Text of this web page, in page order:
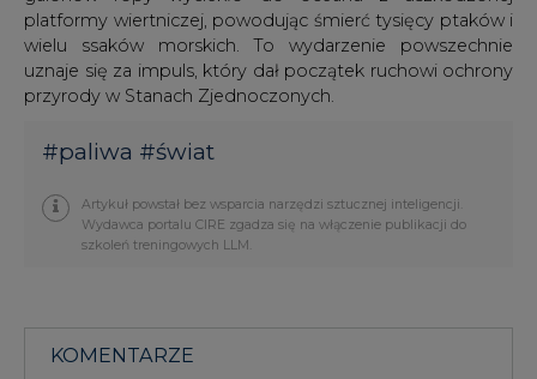
platformy wiertniczej, powodując śmierć tysięcy ptaków i
wielu ssaków morskich. To wydarzenie powszechnie
uznaje się za impuls, który dał początek ruchowi ochrony
przyrody w Stanach Zjednoczonych.
#paliwa #świat
Artykuł powstał bez wsparcia narzędzi sztucznej inteligencji.
Wydawca portalu CIRE zgadza się na włączenie publikacji do
szkoleń treningowych LLM.
KOMENTARZE